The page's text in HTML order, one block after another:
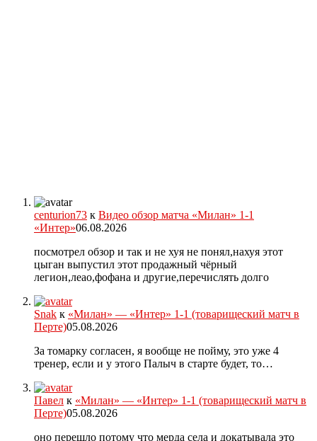
centurion73 к Видео обзор матча «Милан» 1-1
«Интер»06.08.2026
посмотрел обзор и так и не хуя не понял,нахуя этот
цыган выпустил этот продажный чёрный
легион,леао,фофана и другие,перечислять долго
Snak к «Милан» — «Интер» 1-1 (товарищеский матч в
Перте)05.08.2026
За томарку согласен, я вообще не пойму, это уже 4
тренер, если и у этого Палыч в старте будет, то…
Павел к «Милан» — «Интер» 1-1 (товарищеский матч в
Перте)05.08.2026
оно перешло потому что мерда села и докатывала это